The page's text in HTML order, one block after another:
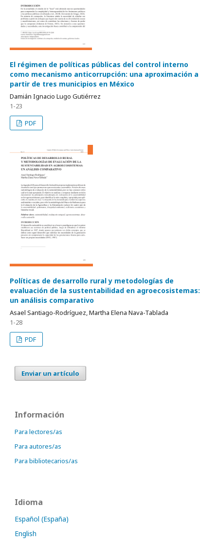
El régimen de políticas públicas del control interno
como mecanismo anticorrupción: una aproximación a
partir de tres municipios en México
Damián Ignacio Lugo Gutiérrez
1-23
PDF
Políticas de desarrollo rural y metodologías de
evaluación de la sustentabilidad en agroecosistemas:
un análisis comparativo
Asael Santiago-Rodríguez, Martha Elena Nava-Tablada
1-28
PDF
Enviar un artículo
Información
Para lectores/as
Para autores/as
Para bibliotecarios/as
Idioma
Español (España)
English